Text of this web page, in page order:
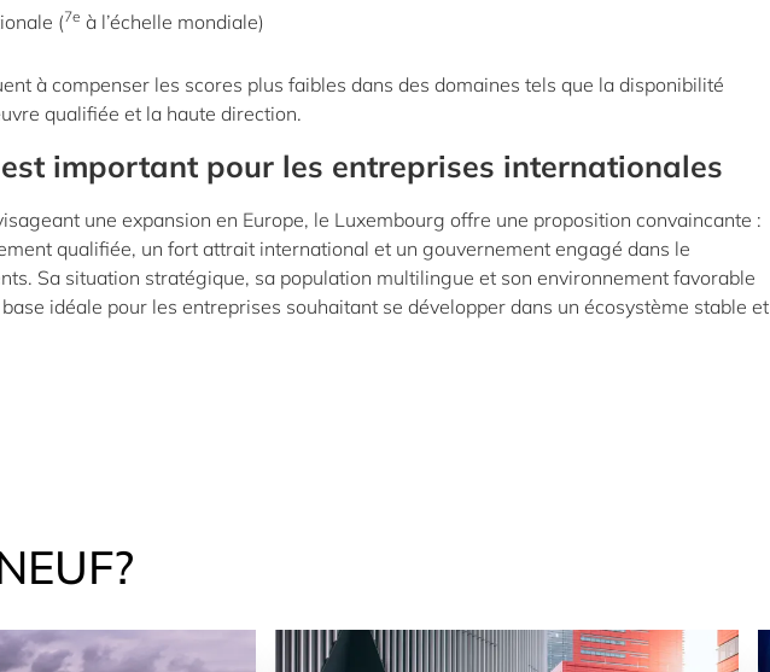
(7e à l’échelle mondiale)
à compenser les scores plus faibles dans des domaines tels que la disponibilité
qualifiée et la haute direction.
important pour les entreprises internationales
une expansion en Europe, le Luxembourg offre une proposition convaincante :
qualifiée, un fort attrait international et un gouvernement engagé dans le
Sa situation stratégique, sa population multilingue et son environnement favorable
idéale pour les entreprises souhaitant se développer dans un écosystème stable et